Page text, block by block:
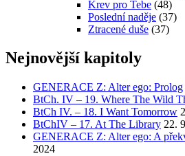
Krev pro Tebe (48)
Poslední naděje (37)
Ztracené duše (37)
Nejnovější kapitoly
GENERACE Z: Alter ego: Prolog
BtCh. IV – 19. Where The Wild
BtCh IV. – 18. I Want Tomorrow
BtChIV – 17. At The Library 22.
GENERACE Z: Alter ego: A
2024